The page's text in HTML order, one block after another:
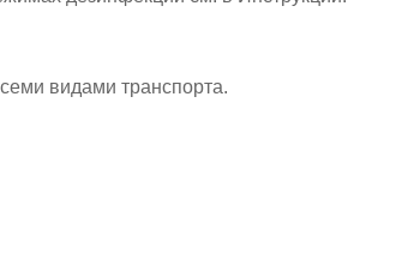
видами транспорта.